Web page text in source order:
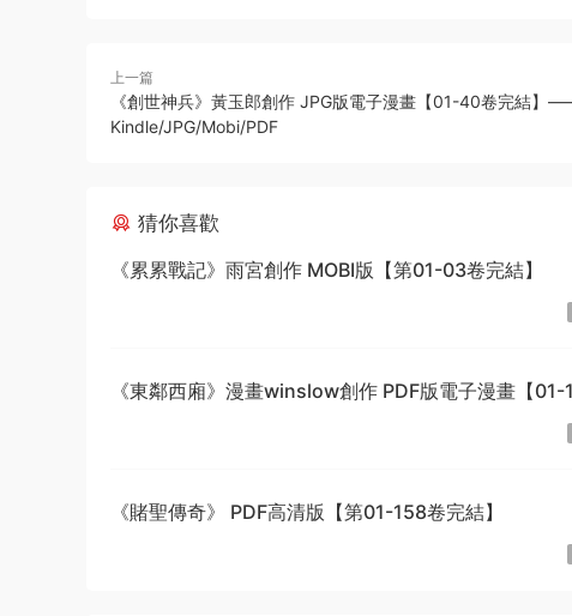
上一篇
《創世神兵》黃玉郎創作 JPG版電子漫畫【01-40卷完結】—–
Kindle/JPG/Mobi/PDF
猜你喜歡
《累累戰記》雨宮創作 MOBI版【第01-03卷完結】
《東鄰西廂》漫畫winslow創作 PDF版電子漫畫【01-
《賭聖傳奇》 PDF高清版【第01-158卷完結】